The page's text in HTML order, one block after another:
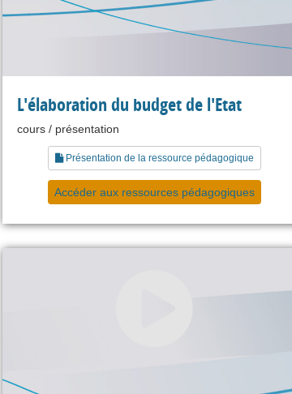
L'élaboration du budget de l'Etat
cours / présentation
Présentation de la ressource pédagogique
Accéder aux ressources pédagogiques